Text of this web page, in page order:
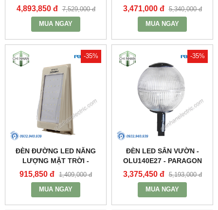
PSOGA20L - PARAGON
4,893,850 đ 7,529,000 đ
MUA NGAY
PSOWB1065 - PARAGON
3,471,000 đ 5,340,000 đ
MUA NGAY
-35%
ĐÈN ĐƯỜNG LED NĂNG
LƯỢNG MẶT TRỜI -
PSOWA565 - PARAGON
915,850 đ 1,409,000 đ
MUA NGAY
-35%
ĐÈN LED SÂN VƯỜN -
OLU140E27 - PARAGON
3,375,450 đ 5,193,000 đ
MUA NGAY